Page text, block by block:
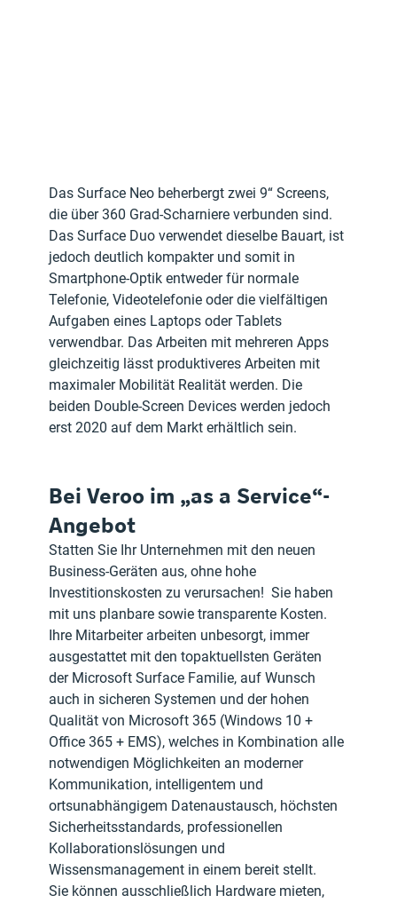
Das Surface Neo beherbergt zwei 9“ Screens,
die über 360 Grad-Scharniere verbunden sind.
Das Surface Duo verwendet dieselbe Bauart, ist
jedoch deutlich kompakter und somit in
Smartphone-Optik entweder für normale
Telefonie, Videotelefonie oder die vielfältigen
Aufgaben eines Laptops oder Tablets
verwendbar. Das Arbeiten mit mehreren Apps
gleichzeitig lässt produktiveres Arbeiten mit
maximaler Mobilität Realität werden. Die
beiden Double-Screen Devices werden jedoch
erst 2020 auf dem Markt erhältlich sein.
Bei Veroo im „as a Service“-
Angebot
Statten Sie Ihr Unternehmen mit den neuen
Business-Geräten aus, ohne hohe
Investitionskosten zu verursachen!  Sie haben
mit uns planbare sowie transparente Kosten.
Ihre Mitarbeiter arbeiten unbesorgt, immer
ausgestattet mit den topaktuellsten Geräten
der Microsoft Surface Familie, auf Wunsch
auch in sicheren Systemen und der hohen
Qualität von Microsoft 365 (Windows 10 +
Office 365 + EMS), welches in Kombination alle
notwendigen Möglichkeiten an moderner
Kommunikation, intelligentem und
ortsunabhängigem Datenaustausch, höchsten
Sicherheitsstandards, professionellen
Kollaborationslösungen und
Wissensmanagement in einem bereit stellt.
Sie können ausschließlich Hardware mieten,